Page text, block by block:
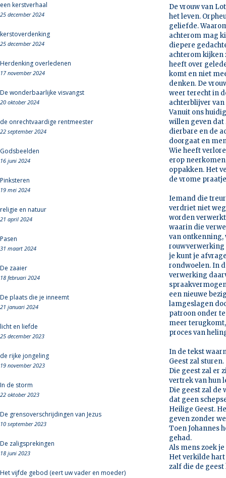
een kerstverhaal
25 december 2024
kerstoverdenking
25 december 2024
Herdenking overledenen
17 november 2024
De wonderbaarlijke visvangst
20 oktober 2024
de onrechtvaardige rentmeester
22 september 2024
Godsbeelden
16 juni 2024
Pinksteren
19 mei 2024
religie en natuur
21 april 2024
Pasen
31 maart 2024
De zaaier
18 februari 2024
De plaats die je inneemt
21 januari 2024
licht en liefde
25 december 2023
de rijke jongeling
19 november 2023
In de storm
22 oktober 2023
De grensoverschrijdingen van Jezus
10 september 2023
De zaligsprekingen
18 juni 2023
Het vijfde gebod (eert uw vader en moeder)
De vrouw van
het leven.
geliefde.
achterom mag
diepere
achterom kijken
heeft over
komt en niet
denken. De
weer terecht in
achterblijver van
Vanuit ons
willen geven dat
dierbare en de
doorgaat en
Wie heeft
erop
oppakken. Het
de vrome
Iemand die
verdriet niet
worden
waarin die
van ontkenning,
rouwverwerking
je kunt je
rondwoelen. In
verwerking
een nieuwe
lamgeslagen
patroon onder
meer
proces van
In de tekst
Geest zal sturen.
Die geest zal er
vertrek van hun
Die geest zal de
dat geen
Heilige Geest.
geven zonder
Toen Johannes
gehad.
Als mens zoek
Het verkilde
zalf die de